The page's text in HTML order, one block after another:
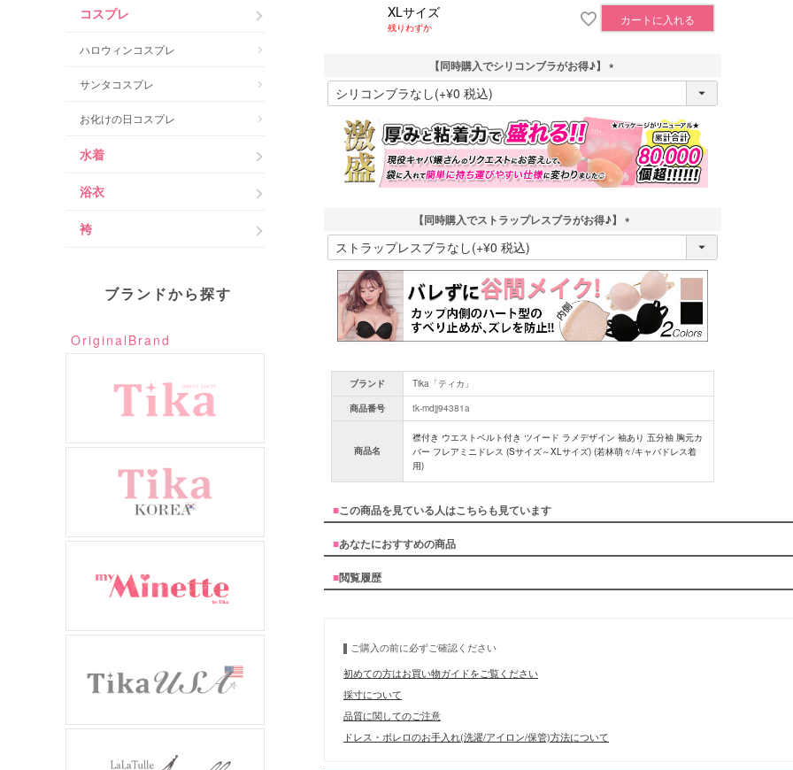
コスプレ
ハロウィンコスプレ
サンタコスプレ
お化けの日コスプレ
水着
浴衣
袴
ブランドから探す
OriginalBrand
XLサイズ
残りわずか
カートに入れる
【同時購入でシリコンブラがお得♪】
(
須
)
【同時購入でストラップレスブラがお得♪】
(
須
)
ブランド
Tika「ティカ」
商品番号
tk-mdjj94381a
商品名
襟付き ウエストベルト付き ツイード ラメデザイン 袖あり 五分袖 胸元カ
バー フレアミニドレス (Sサイズ～XLサイズ) (若林萌々/キャバドレス着
用)
■この商品を見ている人はこちらも見ています
■あなたにおすすめの商品
■閲覧履歴
ご購入の前に必ずご確認ください
初めての方はお買い物ガイドをご覧ください
採寸について
品質に関してのご注意
ドレス・ボレロのお手入れ(洗濯/アイロン/保管)方法について